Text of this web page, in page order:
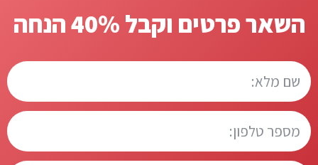
השאר פרטים וקבל 40% הנחה